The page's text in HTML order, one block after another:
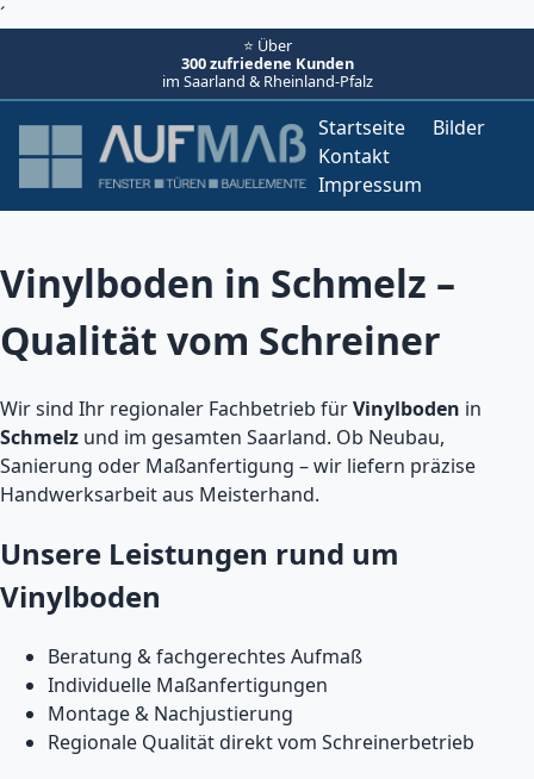
´
⭐ Über
300 zufriedene Kunden
im Saarland & Rheinland-Pfalz
Startseite
Bilder
Kontakt
Impressum
Vinylboden in Schmelz –
Qualität vom Schreiner
Wir sind Ihr regionaler Fachbetrieb fürVinylboden in
Schmelz und im gesamten Saarland. Ob Neubau,
Sanierung oder Maßanfertigung – wir liefern präzise
Handwerksarbeit aus Meisterhand.
Unsere Leistungen rund um
Vinylboden
Beratung & fachgerechtes Aufmaß
Individuelle Maßanfertigungen
Montage & Nachjustierung
Regionale Qualität direkt vom Schreinerbetrieb